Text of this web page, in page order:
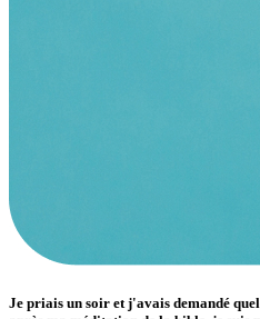
Je priais un soir et j'avais demandé